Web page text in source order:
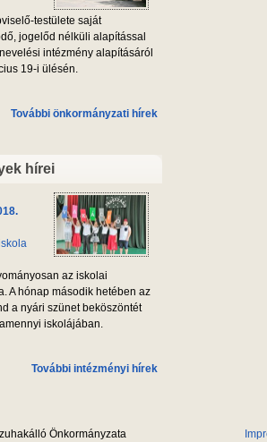
testülete saját
jogelőd nélküli alapítással
intézmény alapításáról
19-i ülésén.
További önkormányzati hírek
hírei
az iskolai
A hónap második hetében az
a nyári szünet beköszöntét
iskolájában.
További intézményi hírek
Önkormányzata